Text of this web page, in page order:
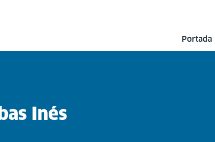
Portada
Inés